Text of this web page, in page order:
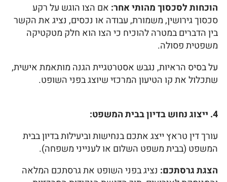
הוכחות לסכסוך מהותי אחר: אם הצו הוגש על רקע
סכסוך גירושין, משמורת, עבודה או נכסים, נציג את הקשר
בין הדברים במטרה להוכיח כי הצו הוא חלק מטקטיקה
משפטית פסולה.
על בסיס הראיות, נגבש אסטרטגיית הגנה מותאמת אישית,
שתכלול את קו הטיעון המרכזי שיוצג בפני השופט.
4. ייצוג נחוש בדיון בבית המשפט:
עורך דין טראץ ייצג אתכם בנחישות וביעילות בדיון בבית
המשפט (בבית משפט השלום או לענייני משפחה).
הצגת גרסתכם: נציג בפני השופט את גרסתכם המלאה